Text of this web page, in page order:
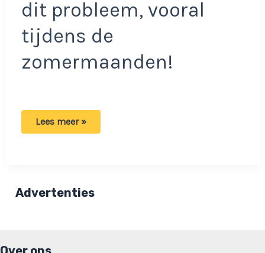
dit probleem, vooral
tijdens de
zomermaanden!
Streep
helpt
tegen
Lees meer »
Advertenties